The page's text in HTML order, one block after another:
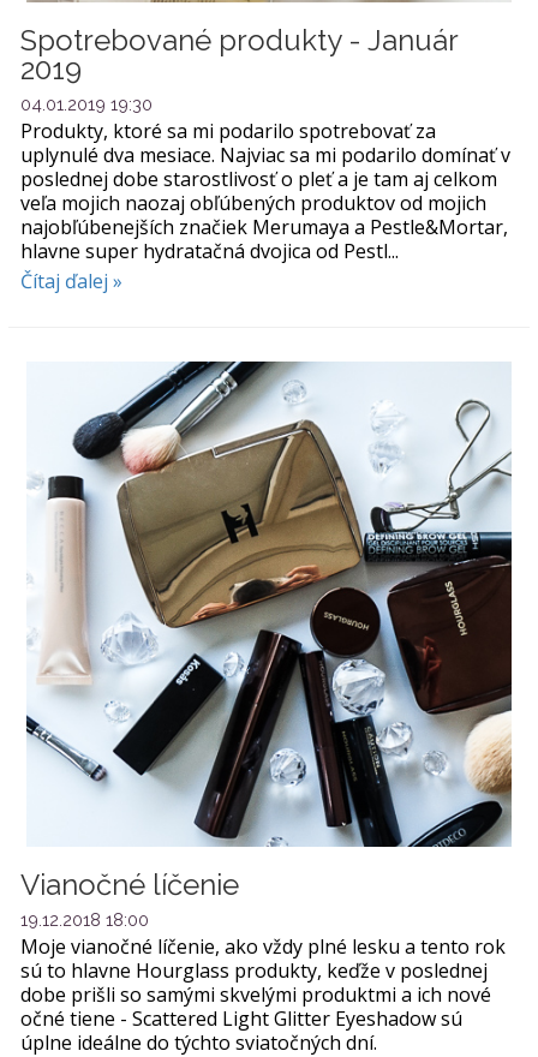
Spotrebované produkty - Január
2019
04.01.2019 19:30
Produkty, ktoré sa mi podarilo spotrebovať za
uplynulé dva mesiace. Najviac sa mi podarilo domínať v
poslednej dobe starostlivosť o pleť a je tam aj celkom
veľa mojich naozaj obľúbených produktov od mojich
najobľúbenejších značiek Merumaya a Pestle&Mortar,
hlavne super hydratačná dvojica od Pestl...
Čítaj ďalej »
Vianočné líčenie
19.12.2018 18:00
Moje vianočné líčenie, ako vždy plné lesku a tento rok
sú to hlavne Hourglass produkty, keďže v poslednej
dobe prišli so samými skvelými produktmi a ich nové
očné tiene - Scattered Light Glitter Eyeshadow sú
úplne ideálne do týchto sviatočných dní.